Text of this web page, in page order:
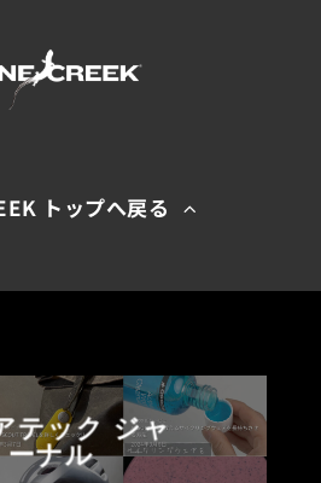
トップへ戻る
テック ジャ
ーナル